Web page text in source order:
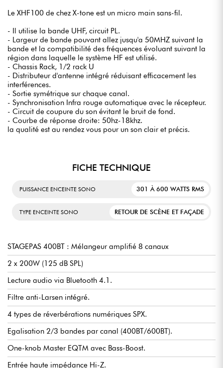
Le XHF100 de chez X-tone est un micro main sans-fil.
- Il utilise la bande UHF, circuit PL.
- Largeur de bande pouvant allez jusqu'a 50MHZ suivant la
bande et la compatibilité des fréquences évoluant suivant la
région dans laquelle le système HF est utilisé.
- Chassis Rack, 1/2 rack U
- Distributeur d'antenne intégré réduisant efficacement les
interférences.
- Sortie symétrique sur chaque canal.
- Synchronisation Infra rouge automatique avec le récepteur.
- Circuit de coupure du son évitant le bruit de fond.
- Courbe de réponse droite: 50hz-18khz.
la qualité est au rendez vous pour un son clair et précis.
FICHE TECHNIQUE
PUISSANCE ENCEINTE SONO 301 À 600 WATTS RMS
TYPE ENCEINTE SONO RETOUR DE SCÈNE ET FAÇADE
STAGEPAS 400BT : Mélangeur amplifié 8 canaux
2 x 200W (125 dB SPL)
Lecture audio via Bluetooth 4.1.
Filtre anti-Larsen intégré.
4 types de réverbérations numériques SPX.
Egalisation 2/3 bandes par canal (400BT/600BT).
One-knob Master EQTM avec Bass-Boost.
Entrée haute impédance Hi-Z.